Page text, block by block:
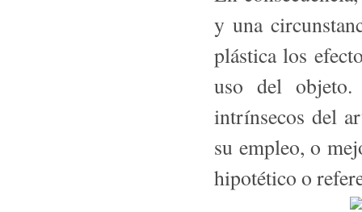
y una
plástica los
uso del objeto.
intrínsecos del
su empleo, o
hipotético o